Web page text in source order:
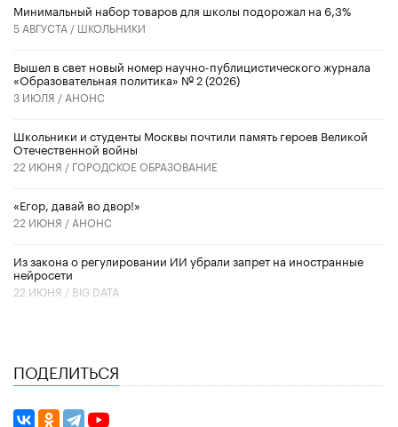
Минимальный набор товаров для школы подорожал на 6,3%
5 АВГУСТА / ШКОЛЬНИКИ
Вышел в свет новый номер научно-публицистического журнала
«Образовательная политика» № 2 (2026)
3 ИЮЛЯ / АНОНС
Школьники и студенты Москвы почтили память героев Великой
Отечественной войны
22 ИЮНЯ / ГОРОДСКОЕ ОБРАЗОВАНИЕ
«Егор, давай во двор!»
22 ИЮНЯ / АНОНС
Из закона о регулировании ИИ убрали запрет на иностранные
нейросети
22 ИЮНЯ / BIG DATA
ПОДЕЛИТЬСЯ